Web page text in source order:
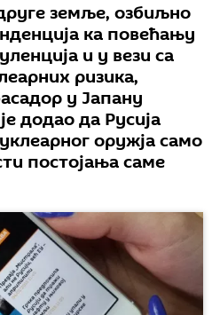
земље, озбиљно
ка повећању
и у вези са
ризика,
у Јапану
додао да Русија
оружја само
постојања саме